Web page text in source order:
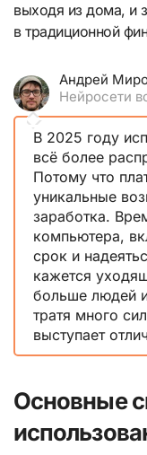
выходя из дома, и
в традиционной
Андрей
Нейросети
В 2025 году
всё более
Потому что
уникальные
заработка.
компьютера,
срок и
кажется
больше людей
тратя много
выступает
Основные